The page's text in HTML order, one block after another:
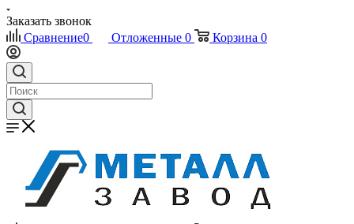
Заказать звонок
Сравнение0 Отложенные 0 Корзина 0